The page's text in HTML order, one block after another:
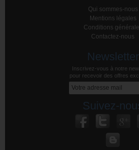
Qui sommes-nous
Mentions légales
Conditions
Contactez-nous
Newsletter
Inscrivez-vous à notre
pour recevoir des offres
Suivez-